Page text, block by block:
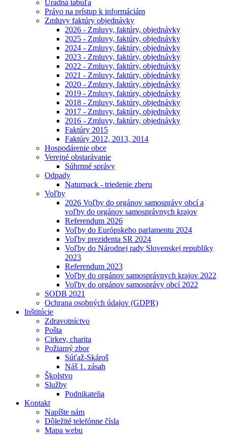
Úradná tabuľa
Právo na prístup k informáciám
Zmluvy faktúry objednávky
2026 - Zmluvy, faktúry, objednávky
2025 - Zmluvy, faktúry, objednávky
2024 - Zmluvy, faktúry, objednávky
2023 - Zmluvy, faktúry, objednávky
2022 - Zmluvy, faktúry, objednávky
2021 - Zmluvy, faktúry, objednávky
2020 - Zmluvy, faktúry, objednávky
2019 - Zmluvy, faktúry, objednávky
2018 - Zmluvy, faktúry, objednávky
2017 - Zmluvy, faktúry, objednávky
2016 - Zmluvy, faktúry, objednávky
Faktúry 2015
Faktúry 2012, 2013, 2014
Hospodárenie obce
Verejné obstarávanie
Súhrnné správy
Odpady
Naturpack - triedenie zberu
Voľby
2026 Voľby do orgánov samosprávy obcí a
voľby do orgánov samosprávnych krajov
Referendum 2026
Voľby do Európskeho parlamentu 2024
Voľby prezidenta SR 2024
Voľby do Národnej rady Slovenskej republiky
2023
Referendum 2023
Voľby do orgánov samosprávnych krajov 2022
Voľby do orgánov samosprávy obcí 2022
SODB 2021
Ochrana osobných údajov (GDPR)
Inštitúcie
Zdravotníctvo
Pošta
Cirkev, charita
Požiarný zbor
Súťaž-Skároš
Náš 1. zásah
Školstvo
Služby
Podnikatelia
Kontakt
Napíšte nám
Dôležité telefónne čísla
Mapa webu